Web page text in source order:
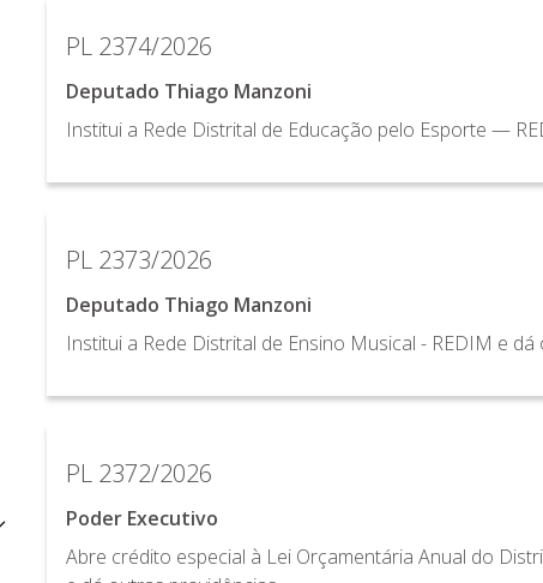
PL 2374/2026
Deputado Thiago Manzoni
Institui a Rede Distrital de Educação pelo Esporte —
PL 2373/2026
Deputado Thiago Manzoni
Institui a Rede Distrital de Ensino Musical - REDIM e
PL 2372/2026
Poder Executivo
Abre crédito especial à Lei Orçamentária Anual do